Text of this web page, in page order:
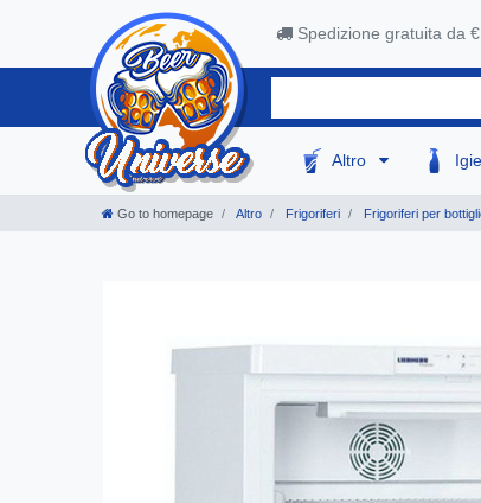
Spedizione gratuita da
Altro
Go to homepage Altro Frigoriferi Frigoriferi per